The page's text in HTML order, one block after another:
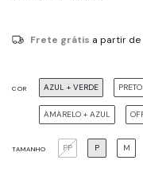
Frete grátis a partir de
COR AZUL + VERDE
AMARELO + AZUL
TAMANHO PP P M